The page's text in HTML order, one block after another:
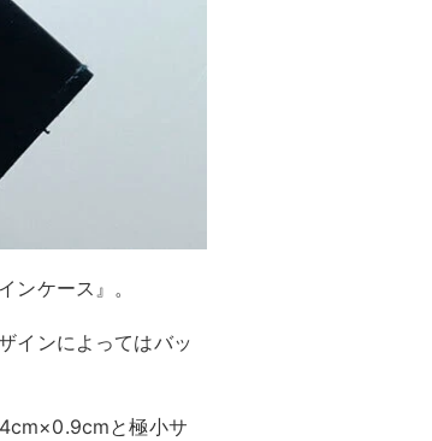
ンケース』。
インによってはバッ
と極小サ